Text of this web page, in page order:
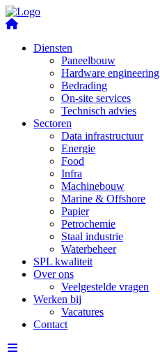
Diensten
Paneelbouw
Hardware engineering
Bedrading
On-site services
Technisch advies
Sectoren
Data infrastructuur
Energie
Food
Infra
Machinebouw
Marine & Offshore
Papier
Petrochemie
Staal industrie
Waterbeheer
SPL kwaliteit
Over ons
Veelgestelde vragen
Werken bij
Vacatures
Contact